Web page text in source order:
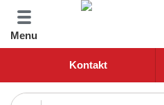
Menu
Kontakt